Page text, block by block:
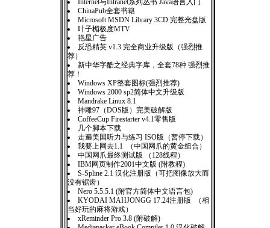
Internet与Intranet系列丛书 Java语言入门
ChinaPub全套书籍
Microsoft MSDN Library 3CD 完整光盘版
叶子楣极度MTV
艳星广告
反恐精英 v1.3 完全商业升级版（强烈推
荐）
新中华字酷之经典字库，全套78种 强烈推
荐！
Windows XP整套图标(强烈推荐)
Windows 2000 sp2简体中文升级版
Mandrake Linux 8.1
神雕97（DOS版）完美破解版
CoffeeCup Firestarter v4.1零售版
几个脚本下载
走遍美国听力与练习 ISO版（暂停下载）
我要上网去1.1 （中国网爪的黄金组合）
中国网爪最终测试版 （128线程）
IBM网页制作2001中文版 (附教程)
S-Spline 2.1 汉化注册版（可把图像放大而
没有锯齿）
Nero 5.5.5.1 (附官方简体中文语言包)
KYODAI MAHJONGG 17.24注册版 （相
当好玩的麻将游戏）
xReminder Pro 3.8 (附破解)